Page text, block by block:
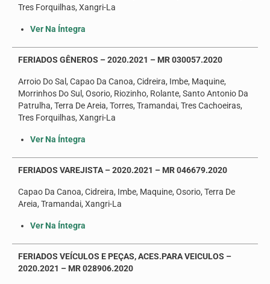
Tres Forquilhas, Xangri-La
Ver Na Íntegra
FERIADOS GÊNEROS – 2020.2021 – MR 030057.2020
Arroio Do Sal, Capao Da Canoa, Cidreira, Imbe, Maquine,
Morrinhos Do Sul, Osorio, Riozinho, Rolante, Santo Antonio Da
Patrulha, Terra De Areia, Torres, Tramandai, Tres Cachoeiras,
Tres Forquilhas, Xangri-La
Ver Na Íntegra
FERIADOS VAREJISTA – 2020.2021 – MR 046679.2020
Capao Da Canoa, Cidreira, Imbe, Maquine, Osorio, Terra De
Areia, Tramandai, Xangri-La
Ver Na Íntegra
FERIADOS VEÍCULOS E PEÇAS, ACES.PARA VEICULOS –
2020.2021 – MR 028906.2020